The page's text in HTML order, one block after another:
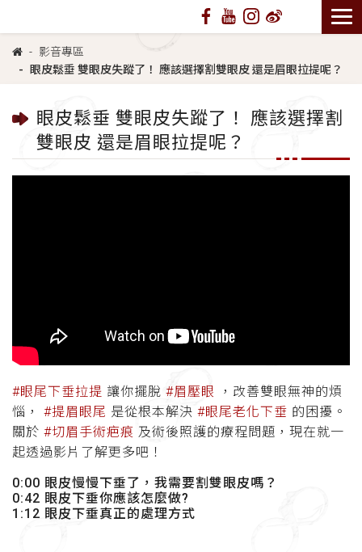
影音專區
眼皮鬆垂 雙眼皮失蹤了！ 應該選擇割雙眼皮 還是眉眼拉提呢？
眼皮鬆垂 雙眼皮失蹤了！ 應該選擇割
雙眼皮 還是眉眼拉提呢？
#眼尾下垂拉提 讓你擺脫 #眉壓眼
，改善雙眼無神的煩
惱， #提眉眼尾 是從根本解決 #眼尾老化下垂 的困擾。
關於 #切眉手術疤痕 及術後照護的療程問題，現在就一
起透過影片了解更多吧！
0:00 眼皮慢慢下垂了，我需要割雙眼皮嗎？
0:42 眼皮下垂你應該怎麼做?
1:12 眼皮下垂真正的處理方式